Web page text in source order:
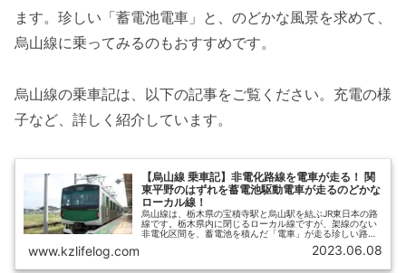
ます。珍しい「蓄電池電車」と、のどかな風景を求めて、
烏山線に乗ってみるのもおすすめです。
烏山線の乗車記は、以下の記事をご覧ください。充電の様
子など、詳しく紹介しています。
【烏山線 乗車記】非電化路線を電車が走る！ 関
東平野のはずれを蓄電池駆動電車が走るのどかな
ローカル線！
烏山線は、栃木県の宝積寺駅と烏山駅を結ぶJR東日本の路
線です。栃木県内に閉じるローカル線ですが、架線のない
非電化区間を、蓄電池を積んだ「電車」が走る珍しい路線
の一つです。そんな烏山線に久々に乗車してきましたの
で、蓄電池で走る電車の様子や、烏山駅の充電設備の状況
www.kzlifelog.com 2023.06.08